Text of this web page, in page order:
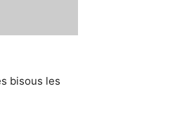
bisous les